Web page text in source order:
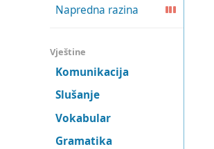
Napredna razina
Vještine
Komunikacija
Slušanje
Vokabular
Gramatika